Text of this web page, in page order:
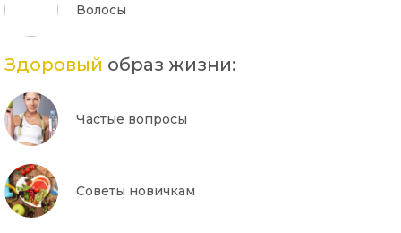
Волосы
Здоровый образ жизни:
Частые вопросы
Советы новичкам